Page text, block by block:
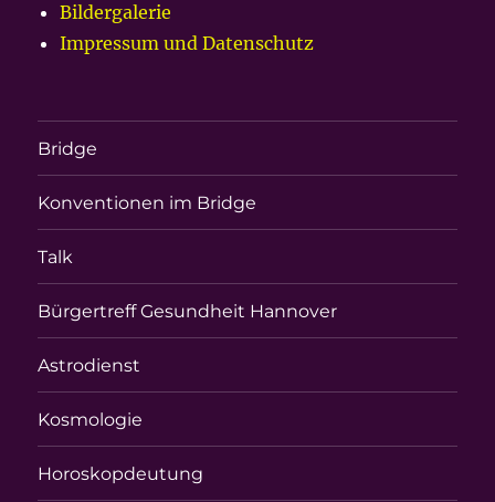
Bildergalerie
Impressum und Datenschutz
Bridge
Konventionen im Bridge
Talk
Bürgertreff Gesundheit Hannover
Astrodienst
Kosmologie
Horoskopdeutung